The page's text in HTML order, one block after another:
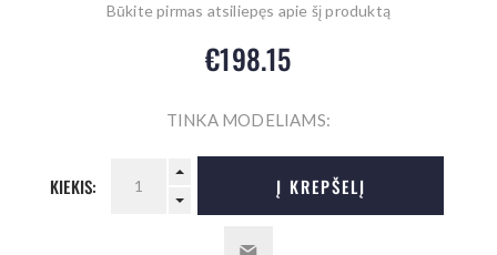
Būkite pirmas atsiliepęs apie šį produktą
€198.15
TINKA MODELIAMS:
KIEKIS: Į KREPŠELĮ